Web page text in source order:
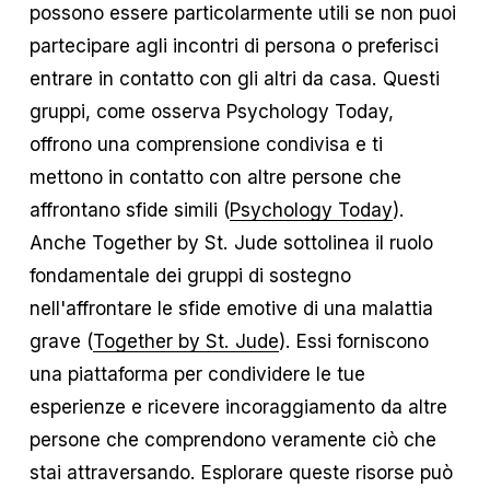
possono essere particolarmente utili se non puoi
partecipare agli incontri di persona o preferisci
entrare in contatto con gli altri da casa. Questi
gruppi, come osserva Psychology Today,
offrono una comprensione condivisa e ti
mettono in contatto con altre persone che
affrontano sfide simili (Psychology Today).
Anche Together by St. Jude sottolinea il ruolo
fondamentale dei gruppi di sostegno
nell'affrontare le sfide emotive di una malattia
grave (Together by St. Jude). Essi forniscono
una piattaforma per condividere le tue
esperienze e ricevere incoraggiamento da altre
persone che comprendono veramente ciò che
stai attraversando. Esplorare queste risorse può